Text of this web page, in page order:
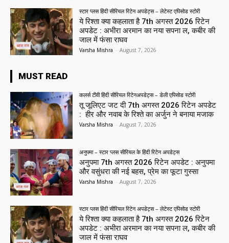
स्टार प्लस हिंदी सीरियल रिटेन अपडेट्स – लेटेस्ट एपिसोड स्टोरी
ये रिश्ता क्या कहलाता है 7th अगस्त 2026 रिटेन
अपडेट : अभीरा अरमान का नया सपना ल, कबीर की
जाल में फंसा राघव
Varsha Mishra - August 7, 2026
MUST READ
कलर्स टीवी हिंदी सीरियल रिटेनअपडेट्स – डेली एपिसोड स्टोरी
तू जूलिएट जट दी 7th अगस्त 2026 रिटेन अपडेट
: हीर और नवाब के रिश्ते का अर्जुन ने बनाया मजाक
Varsha Mishra - August 7, 2026
अनुपमा – स्टार प्लस सीरियल के हिंदी रिटेन अपडेट्स
अनुपमा 7th अगस्त 2026 रिटेन अपडेट : अनुपमा
और वसुंधरा की नई बहस, प्रेम का फूटा गुस्सा
Varsha Mishra - August 7, 2026
स्टार प्लस हिंदी सीरियल रिटेन अपडेट्स – लेटेस्ट एपिसोड स्टोरी
ये रिश्ता क्या कहलाता है 7th अगस्त 2026 रिटेन
अपडेट : अभीरा अरमान का नया सपना ल, कबीर की
जाल में फंसा राघव